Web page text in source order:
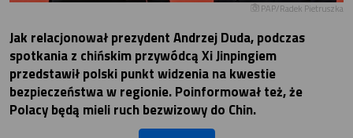
PAP/Radek Pietruszka
Jak relacjonował prezydent Andrzej Duda, podczas
spotkania z chińskim przywódcą Xi Jinpingiem
przedstawił polski punkt widzenia na kwestie
bezpieczeństwa w regionie. Poinformował też, że
Polacy będą mieli ruch bezwizowy do Chin.